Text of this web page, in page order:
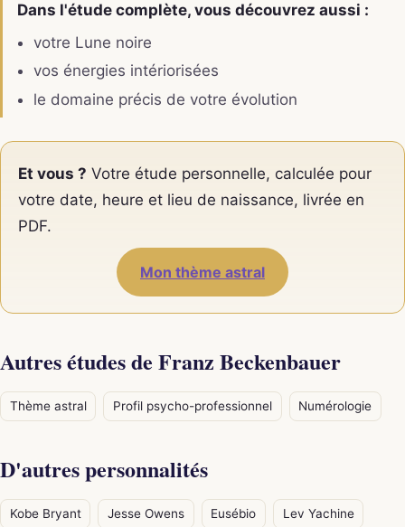
Dans l'étude complète, vous découvrez aussi :
votre Lune noire
vos énergies intériorisées
le domaine précis de votre évolution
Et vous ? Votre étude personnelle, calculée pour
votre date, heure et lieu de naissance, livrée en
PDF.
Mon thème astral
Autres études de Franz Beckenbauer
Thème astral Profil psycho-professionnel Numérologie
D'autres personnalités
Kobe Bryant Jesse Owens Eusébio Lev Yachine